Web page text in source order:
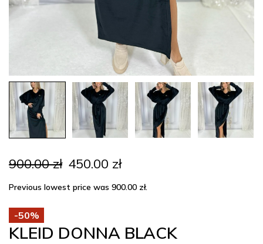
900.00zł Ursprünglicher
Preis
war:
900.00 zł
450.00 złAktueller
ist:
450.00 zł.
Previous lowest price was 900.00 zł.
-50%
KLEID DONNA BLACK